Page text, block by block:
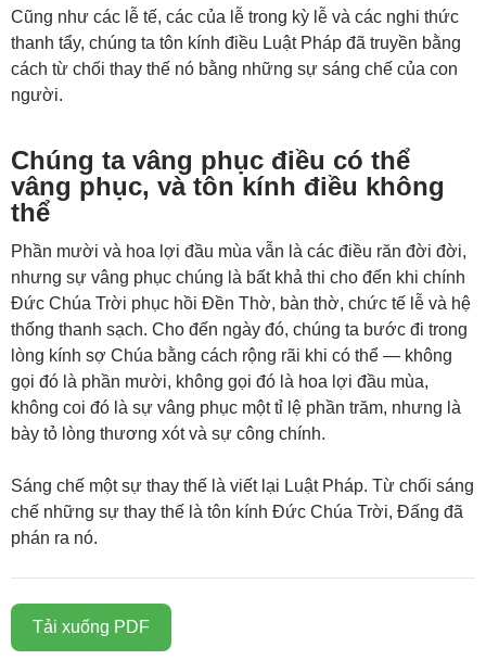
Cũng như các lễ tế, các của lễ trong kỳ lễ và các nghi thức
thanh tẩy, chúng ta tôn kính điều Luật Pháp đã truyền bằng
cách từ chối thay thế nó bằng những sự sáng chế của con
người.
Chúng ta vâng phục điều có thể
vâng phục, và tôn kính điều không
thể
Phần mười và hoa lợi đầu mùa vẫn là các điều răn đời đời,
nhưng sự vâng phục chúng là bất khả thi cho đến khi chính
Đức Chúa Trời phục hồi Đền Thờ, bàn thờ, chức tế lễ và hệ
thống thanh sạch. Cho đến ngày đó, chúng ta bước đi trong
lòng kính sợ Chúa bằng cách rộng rãi khi có thể — không
gọi đó là phần mười, không gọi đó là hoa lợi đầu mùa,
không coi đó là sự vâng phục một tỉ lệ phần trăm, nhưng là
bày tỏ lòng thương xót và sự công chính.
Sáng chế một sự thay thế là viết lại Luật Pháp. Từ chối sáng
chế những sự thay thế là tôn kính Đức Chúa Trời, Đấng đã
phán ra nó.
Tải xuống PDF